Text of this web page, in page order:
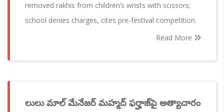
removed rakhis from children’s wrists with scissors;
school denies charges, cites pre-festival competition.
Read More
లులు మాల్ మేనేజర్ మహ్మద్ ఫర్హాజ్‌పై అత్యాచారం